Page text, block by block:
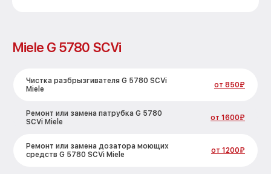
Miele G 5780 SCVi
Чистка разбрызгивателя G 5780 SCVi
Miele
от 850₽
Ремонт или замена патрубка G 5780
SCVi Miele
от 1600₽
Ремонт или замена дозатора моющих
средств G 5780 SCVi Miele
от 1200₽